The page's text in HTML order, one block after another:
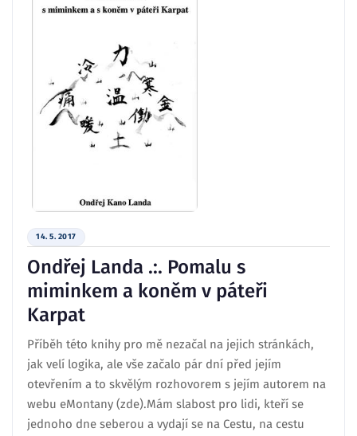
14. 5. 2017
Ondřej Landa .:. Pomalu s
miminkem a koněm v páteři
Karpat
Příběh této knihy pro mě nezačal na jejich stránkách,
jak velí logika, ale vše začalo pár dní před jejím
otevřením a to skvělým rozhovorem s jejím autorem na
webu eMontany (zde).Mám slabost pro lidi, kteří se
jednoho dne seberou a vydají se na Cestu, na cestu